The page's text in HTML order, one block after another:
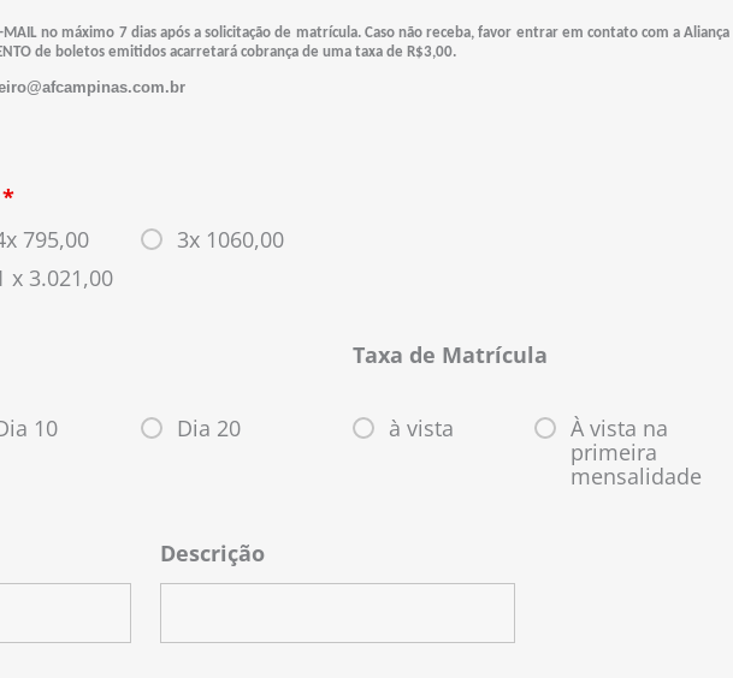
no máximo 7 dias após a solicitação de matrícula. Caso não receba, favor entrar em contato com a Aliança
de boletos emitidos acarretará cobrança de uma taxa de R$3,00.
*
795,00
3x 1060,00
x 3.021,00
10 Dia 20
Taxa de Matrícula
à vista
À vista na
primeira
mensalidade
Descrição